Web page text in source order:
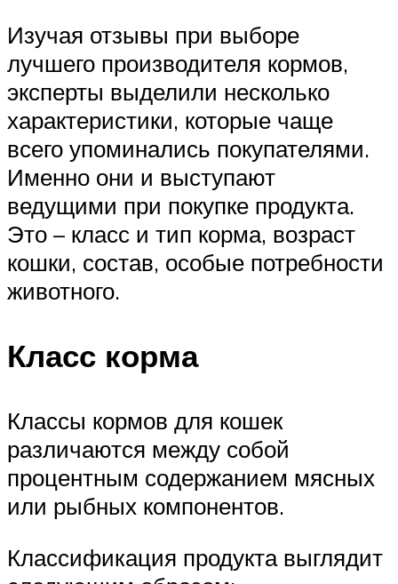
Изучая отзывы при выборе
лучшего производителя кормов,
эксперты выделили несколько
характеристики, которые чаще
всего упоминались покупателями.
Именно они и выступают
ведущими при покупке продукта.
Это – класс и тип корма, возраст
кошки, состав, особые потребности
животного.
Класс корма
Классы кормов для кошек
различаются между собой
процентным содержанием мясных
или рыбных компонентов.
Классификация продукта выглядит